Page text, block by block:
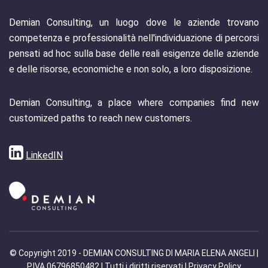
Demian Consulting, un luogo dove le aziende trovano
competenza e professionalità nell'individuazione di percorsi
pensati ad hoc sulla base delle reali esigenze delle aziende
e delle risorse, economiche e non solo, a loro disposizione.
Demian Consulting, a place where companies find new
customized paths to reach new customers.
LinkedIN
© Copyright 2019 - DEMIAN CONSULTING DI MARIA ELENA ANGELI |